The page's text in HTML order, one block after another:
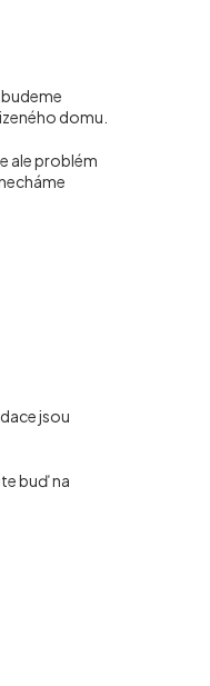
domu.
ale problém
jsou
buď na